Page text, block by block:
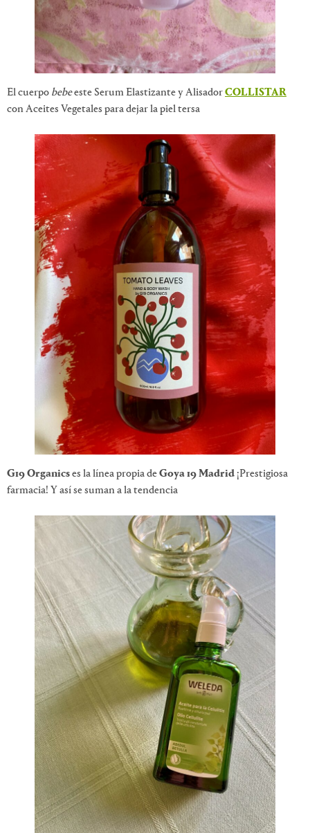
El cuerpo bebeeste Serum Elastizante y AlisadorCOLLISTAR
con Aceites Vegetales para dejar la piel tersa
G19 Organicses la línea propia deGoya 19 Madrid ¡Prestigiosa
farmacia! Y así se suman a la tendencia